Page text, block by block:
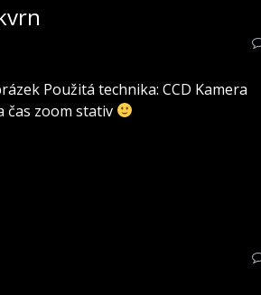
Použitá technika: CCD Kamera
čas zoom stativ